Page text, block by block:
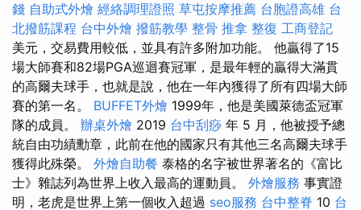
錢 自助式外燴 經絡調理證照 草屯按摩推薦 台胞證高雄 台
北撥筋課程 台中外燴 撥筋教學 整骨 推拿 整復 工商登記
美元，交易費用較低，並具有許多附加功能。 他贏得了15
場大師賽和82場PGA巡迴賽冠軍，是最年輕的贏得大滿貫
的高爾夫球手，也就是說，他在一年內獲得了所有四場大師
賽的第一名。 BUFFET外燴 1999年，他是美國萊德盃冠軍
隊的成員。 辦桌外燴 2019 台中刮痧 年 5 月，他被授予總
統自由功績勳章，此前在他的國家只有其他三名高爾夫球手
獲得此殊榮。 外燴自助餐 泰格的名字被世界著名的《富比
士》雜誌列為世界上收入最高的運動員。 外燴服務 事實證
明，老虎是世界上第一個收入超過 seo服務 台中整脊 10 台